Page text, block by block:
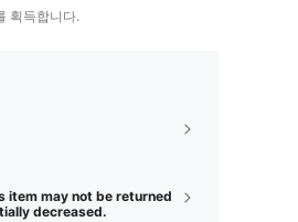
획득합니다.
item may not be returned
decreased.